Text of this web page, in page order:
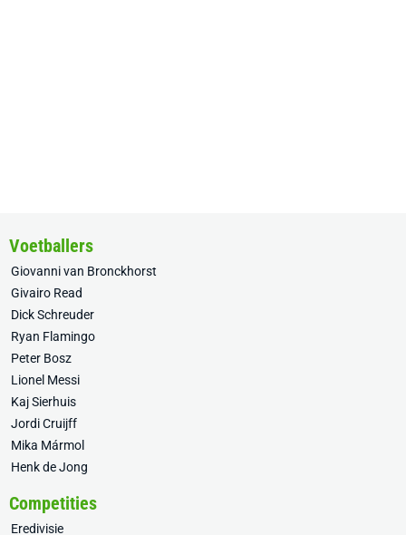
Voetballers
Giovanni van Bronckhorst
Givairo Read
Dick Schreuder
Ryan Flamingo
Peter Bosz
Lionel Messi
Kaj Sierhuis
Jordi Cruijff
Mika Mármol
Henk de Jong
Competities
Eredivisie